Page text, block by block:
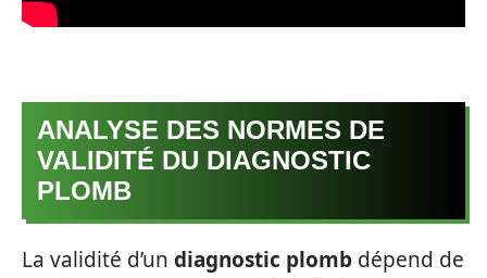
ANALYSE DES NORMES DE
VALIDITÉ DU DIAGNOSTIC
PLOMB
La validité d’un diagnostic plomb dépend de